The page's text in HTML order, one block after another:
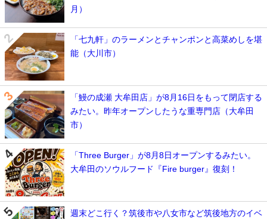
月）
「七九軒」のラーメンとチャンポンと高菜めしを堪
能（大川市）
「鰻の成瀬 大牟田店」が8月16日をもって閉店する
みたい。昨年オープンしたうな重専門店（大牟田
市）
「Three Burger」が8月8日オープンするみたい。
大牟田のソウルフード『Fire burger』復刻！
週末どこ行く？筑後市や八女市など筑後地方のイベ